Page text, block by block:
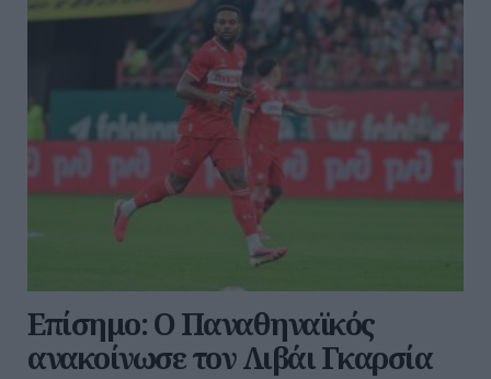
Επίσημο: Ο Παναθηναϊκός
ανακοίνωσε τον Λιβάι Γκαρσία